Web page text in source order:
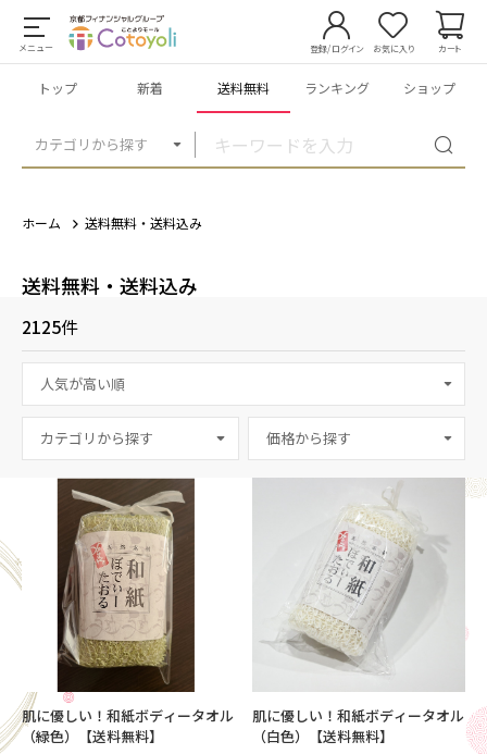
メニュー
カテゴリから探す
登録/ログイン お気に入り カート
トップ 新着 送料無料 ランキング ショップ
ホーム 送料無料・送料込み
送料無料・送料込み
2125件
カテゴリから探す
肌に優しい！和紙ボディータオル
（緑色）【送料無料】
肌に優しい！和紙ボディータオル
（白色）【送料無料】